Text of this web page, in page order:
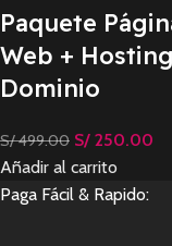
Paquete
Web +
Dominio
S/499.00 S/ 250.00
Añadir al carrito
Paga Fácil & Rapido: